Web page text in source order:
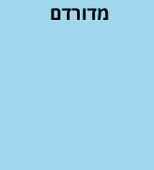
מדורדם